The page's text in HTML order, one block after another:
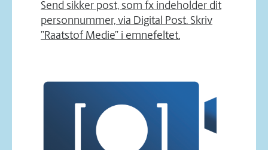
Send sikker post, som fx indeholder dit
personnummer, via Digital Post. Skriv
”Raatstof Medie” i emnefeltet.